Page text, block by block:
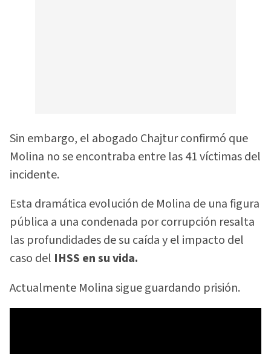
Sin embargo, el abogado Chajtur confirmó que
Molina no se encontraba entre las 41 víctimas del
incidente.
Esta dramática evolución de Molina de una figura
pública a una condenada por corrupción resalta
las profundidades de su caída y el impacto del
caso del IHSS en su vida.
Actualmente Molina sigue guardando prisión.